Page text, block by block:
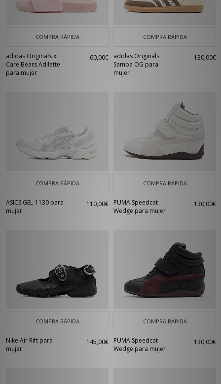
COMPRA RÁPIDA
adidas Originals x
Care Bears Adilette
para mujer
60,00€
COMPRA RÁPIDA
adidas Originals
Samba OG para
mujer
130,00€
COMPRA RÁPIDA
ASICS GEL-1130 para
mujer
110,00€
COMPRA RÁPIDA
PUMA Speedcat
Wedge para mujer
130,00€
COMPRA RÁPIDA
Nike Air Rift para
mujer
145,00€
COMPRA RÁPIDA
PUMA Speedcat
Wedge para mujer
130,00€